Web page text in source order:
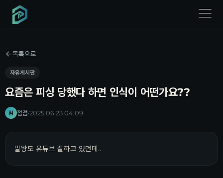
menu
목록으로
자유게시판
요즘은 피싱 당했다 하면 인식이 어떤가요??
점 점점·2025.06.23 04:09
말왕도 유튜브 잘하고 있던데..